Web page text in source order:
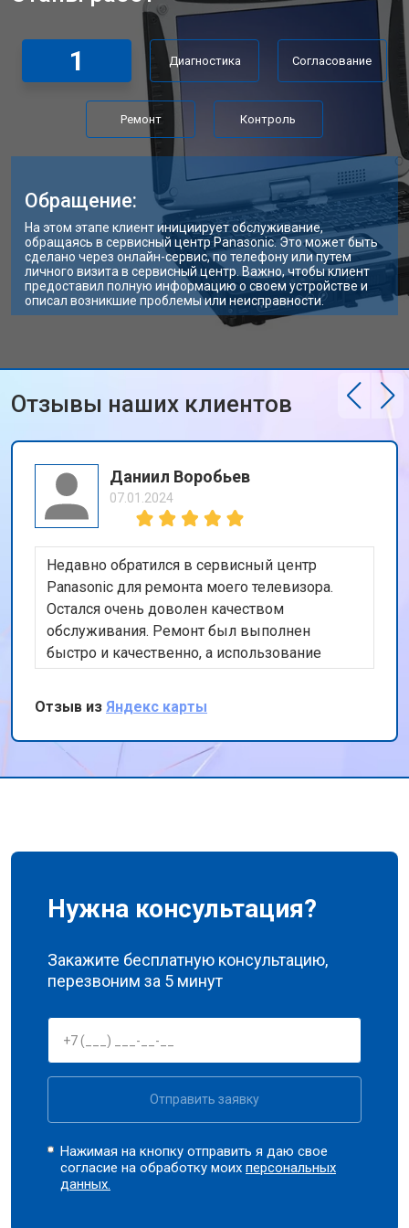
Замена Wi-Fi ноутбука Panasonic
Ремонт цепи питания от 3500 ₽ Заказать
Замена USB порта от 2200 ₽ Заказать
Замена звуковой карты от 1700 ₽
Замена кулера ноутбука Panasonic от 2600 ₽ Заказать
Замена микрофона от 2600 ₽ Заказать
Замена оперативной памяти от 1100 ₽ Заказать
Прошивка BIOS ноутбука Panasonic от 1500 ₽ Заказать
от 3500 ₽
1 Диагностика Согласование
Ремонт Контроль
Обращение:
На этом этапе клиент инициирует обслуживание,
обращаясь в сервисный центр Panasonic. Это может быть
сделано через онлайн-сервис, по телефону или путем
личного визита в сервисный центр. Важно, чтобы клиент
предоставил полную информацию о своем устройстве и
описал возникшие проблемы или неисправности.
Отзывы наших клиентов
Даниил Воробьев
07.01.2024
Недавно обратился в сервисный центр
Panasonic для ремонта моего телевизора.
Остался очень доволен качеством
обслуживания. Ремонт был выполнен
быстро и качественно, а использование
оригинальных запчастей дает уверенность в
долговечности ремонта. Также порадовала
бесплатная доставка техники. Спасибо за ваш
профессионализм и внимание к клиентам!
Отзыв из Яндекс карты
Нужна консультация?
Закажите бесплатную консультацию,
перезвоним за 5 минут
Отправить заявку
Нажимая на кнопку отправить я даю свое
согласие на обработку моихперсональных
данных.